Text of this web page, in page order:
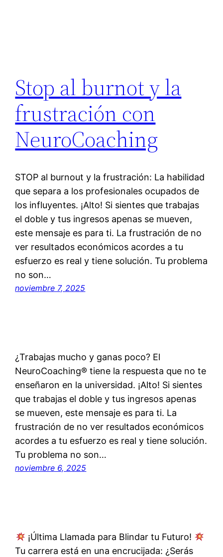
Stop al burnot y la
frustración con
NeuroCoaching
STOP al burnout y la frustración: La habilidad
que separa a los profesionales ocupados de
los influyentes. ¡Alto! Si sientes que trabajas
el doble y tus ingresos apenas se mueven,
este mensaje es para ti. La frustración de no
ver resultados económicos acordes a tu
esfuerzo es real y tiene solución. Tu problema
no son…
noviembre 7, 2025
¿Trabajas mucho y ganas poco? El
NeuroCoaching® tiene la respuesta que no te
enseñaron en la universidad. ¡Alto! Si sientes
que trabajas el doble y tus ingresos apenas
se mueven, este mensaje es para ti. La
frustración de no ver resultados económicos
acordes a tu esfuerzo es real y tiene solución.
Tu problema no son…
noviembre 6, 2025
¡Última Llamada para Blindar tu Futuro!
Tu carrera está en una encrucijada: ¿Serás